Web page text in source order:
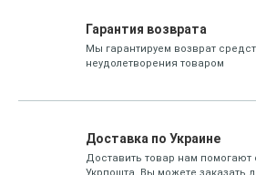
Гарантия возврата
Мы гарантируем возврат
неудолетворения товаром
Доставка по Украине
Доставить товар нам
Укрпошта. Вы можете заказать